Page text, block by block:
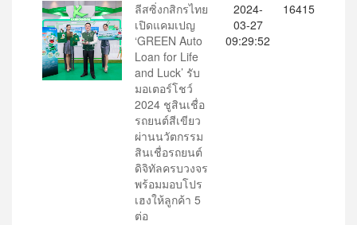
ลีสซิ่งกสิกรไทย
เปิดแคมเปญ
‘GREEN Auto
Loan for Life
and Luck’ รับ
มอเตอร์โชว์
2024 ชูสินเชื่อ
รถยนต์สีเขียว
ผ่านนวัตกรรม
สินเชื่อรถยนต์
ดิจิทัลครบวงจร
พร้อมมอบโปร
เฮงให้ลูกค้า 5
ต่อ
2024-
03-27
09:29:52
16415